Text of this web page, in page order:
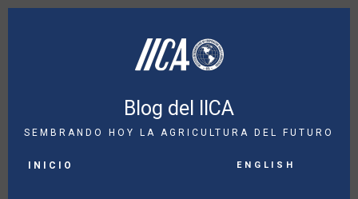
Pasar
Blog del IICA
SEMBRANDO HOY LA AGRICULTURA DEL FUTURO
NAVIGATION
INICIO English